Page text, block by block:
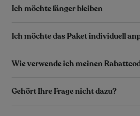
Ich möchte länger bleiben
Ich möchte das Paket individuell
Wie verwende ich meinen
Gehört Ihre Frage nicht dazu?